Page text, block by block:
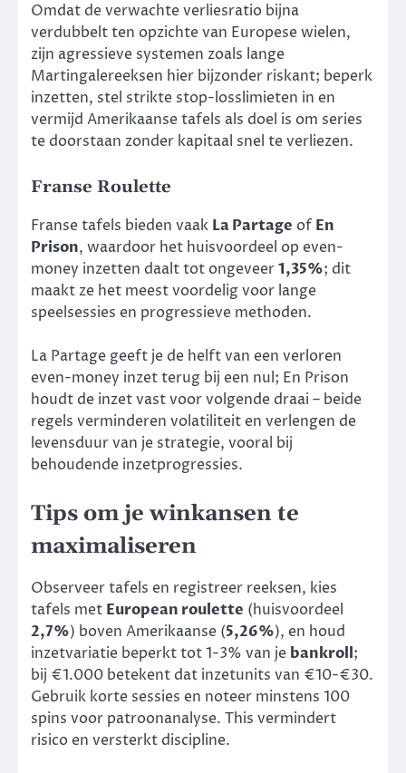
Omdat de verwachte verliesratio bijna
verdubbelt ten opzichte van Europese wielen,
zijn agressieve systemen zoals lange
Martingalereeksen hier bijzonder riskant; beperk
inzetten, stel strikte stop-losslimieten in en
vermijd Amerikaanse tafels als doel is om series
te doorstaan zonder kapitaal snel te verliezen.
Franse Roulette
Franse tafels bieden vaak La Partage of En
Prison, waardoor het huisvoordeel op even-
money inzetten daalt tot ongeveer1,35%; dit
maakt ze het meest voordelig voor lange
speelsessies en progressieve methoden.
La Partage geeft je de helft van een verloren
even-money inzet terug bij een nul; En Prison
houdt de inzet vast voor volgende draai – beide
regels verminderen volatiliteit en verlengen de
levensduur van je strategie, vooral bij
behoudende inzetprogressies.
Tips om je winkansen te
maximaliseren
Observeer tafels en registreer reeksen, kies
tafels met European roulette (huisvoordeel
2,7%) boven Amerikaanse (5,26%), en houd
inzetvariatie beperkt tot 1-3% van je bankroll;
bij €1.000 betekent dat inzetunits van €10-€30.
Gebruik korte sessies en noteer minstens 100
spins voor patroonanalyse. This vermindert
risico en versterkt discipline.